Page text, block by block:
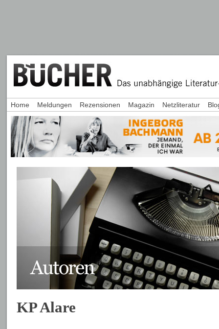
KP Alare
Home Meldungen Rezensionen Magazin Netzliteratur